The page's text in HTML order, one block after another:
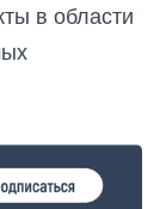
в области